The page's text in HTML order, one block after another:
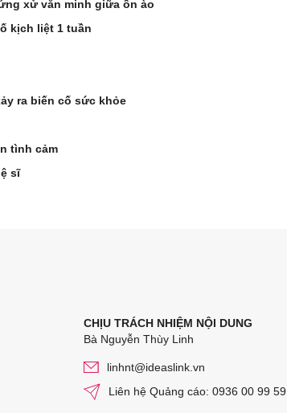
xử văn minh giữa ồn ào
kịch liệt 1 tuần
ra biến cố sức khỏe
tình cảm
sĩ
CHỊU TRÁCH NHIỆM NỘI DUNG
Bà Nguyễn Thùy Linh
linhnt@ideaslink.vn
Liên hệ Quảng cáo: 0936 00 99 59